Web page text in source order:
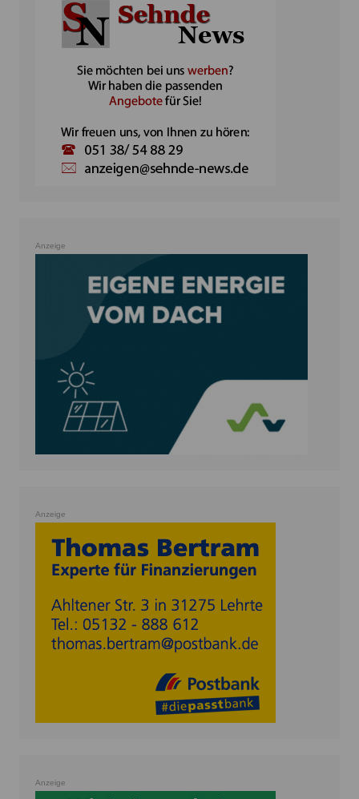
Anzeige
Anzeige
Anzeige